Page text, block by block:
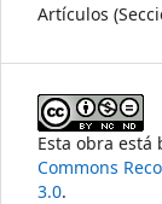
Artículos
Esta obra
Commons
3.0.